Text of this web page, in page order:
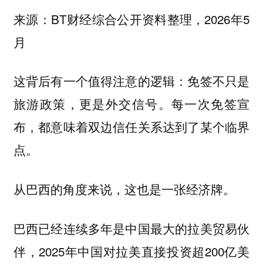
来源：BT财经综合公开资料整理，2026年5
月
这背后有一个值得注意的逻辑： 免签不只是
旅游政策，更是外交信号。 每一次免签宣
布，都意味着双边信任关系达到了某个临界
点。
从巴西的角度来说，这也是一张经济牌。
巴西已经连续多年是中国最大的拉美贸易伙
伴，2025年中国对拉美直接投资超200亿美